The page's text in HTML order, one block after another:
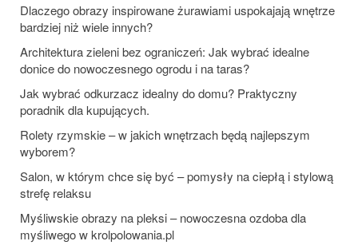
Dlaczego obrazy inspirowane żurawiami uspokajają wnętrze
bardziej niż wiele innych?
Architektura zieleni bez ograniczeń: Jak wybrać idealne
donice do nowoczesnego ogrodu i na taras?
Jak wybrać odkurzacz idealny do domu? Praktyczny
poradnik dla kupujących.
Rolety rzymskie – w jakich wnętrzach będą najlepszym
wyborem?
Salon, w którym chce się być – pomysły na ciepłą i stylową
strefę relaksu
Myśliwskie obrazy na pleksi – nowoczesna ozdoba dla
myśliwego w krolpolowania.pl